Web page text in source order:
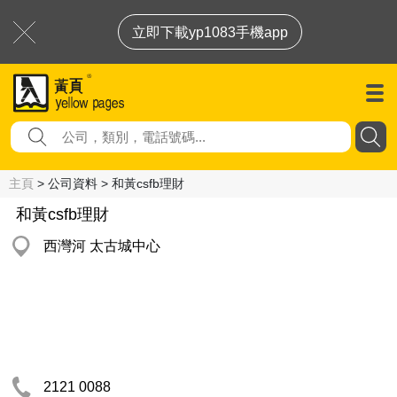
立即下載yp1083手機app
主頁 > 公司資料 > 和黃csfb理財
和黃csfb理財
西灣河 太古城中心
2121 0088